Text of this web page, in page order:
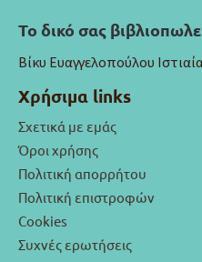
Το δικό σας
Βίκυ Ευαγγελοπούλου
Χρήσιμα links
Σχετικά με εμάς
Όροι χρήσης
Πολιτική απορρήτου
Πολιτική επιστροφών
Cookies
Συχνές ερωτήσεις